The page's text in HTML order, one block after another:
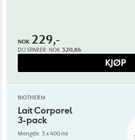
NOK 229,-
DU SPARER: NOK 320,86
KJØP
BIOTHERM
Lait Corporel
3-pack
Mengde: 3 x 400 ml